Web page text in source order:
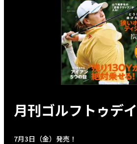
月刊ゴルフトゥデイ
7月3日（金）発売！